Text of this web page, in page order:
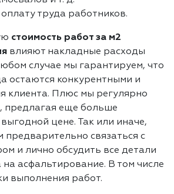
труда работников.
стоимость работ за м2
влияют накладные расходы
случае мы гарантируем, что
остаются конкурентными и
клиента. Плюс мы регулярно
предлагая еще больше
цене. Так или иначе,
предварительно связаться с
и лично обсудить все детали
на асфальтирование. В том числе
выполнения работ.